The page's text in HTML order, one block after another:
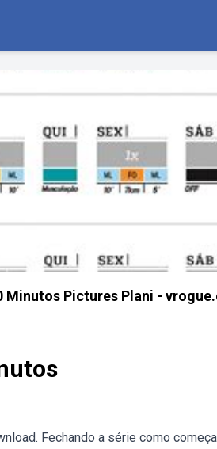
Minutos Pictures Plani -
Fechando a série como